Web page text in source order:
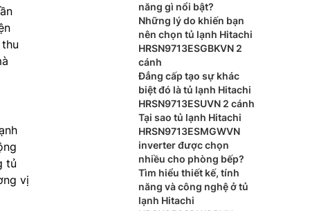
tủ
vị
năng gì nổi bật?
Những lý do khiến bạn
nên chọn tủ lạnh Hitachi
HRSN9713ESGBKVN 2
cánh
Đẳng cấp tạo sự khác
biệt đó là tủ lạnh Hitachi
HRSN9713ESUVN 2 cánh
Tại sao tủ lạnh Hitachi
HRSN9713ESMGWVN
inverter được chọn
nhiều cho phòng bếp?
Tìm hiểu thiết kế, tính
năng và công nghệ ở tủ
lạnh Hitachi